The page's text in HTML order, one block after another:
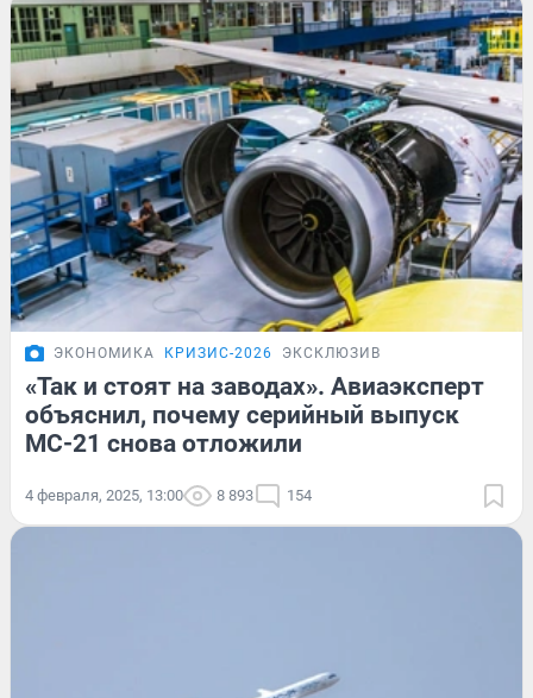
ЭКОНОМИКА КРИЗИС-2026 ЭКСКЛЮЗИВ
«Так и стоят на заводах». Авиаэксперт
объяснил, почему серийный выпуск
МС-21 снова отложили
4 февраля, 2025, 13:00 8 893 154